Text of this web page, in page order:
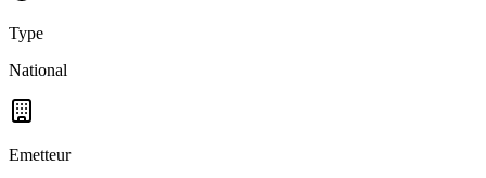
Type
National
Emetteur